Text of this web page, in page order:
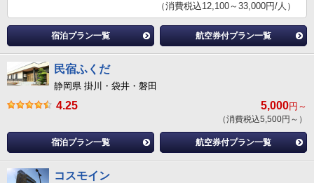
（消費税込12,100～33,000円/人）
宿泊プラン一覧 航空券付プラン一覧
民宿ふくだ
静岡県 掛川・袋井・磐田
4.25 5,000円～
（消費税込5,500円～）
宿泊プラン一覧 航空券付プラン一覧
コスモイン